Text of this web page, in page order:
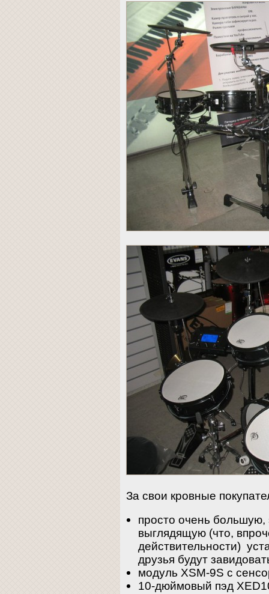
За свои кровные
просто очень
выглядящую (что,
действительности)
друзья будут
модуль XSM-9S с
10-дюймовый пэд